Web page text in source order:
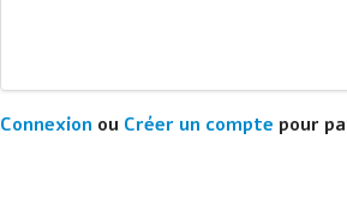
Connexion ou Créer un compte pour